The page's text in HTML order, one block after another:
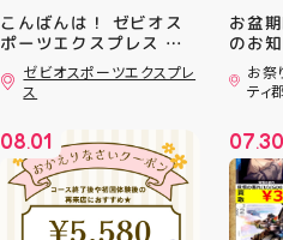
こんばんは！ ゼビオス
ポーツエクスプレス ア
ティ郡山です🦭 ・ ★本
日のラジオ★は アシッ
クスからランニングシュ
6」の紹介でした ・ 特
徴としては ☆軽量かつ
反発性に優れた「FF
TURBO SQUARED」を新
搭載し、推進力を向上さ
ゼビオスポーツエクスプレ
ス
08.01
お盆
のお知らせ
用い
ざい
(水)
いたしま
22:00
り
お楽
ご家
お祭
ティ
07.30